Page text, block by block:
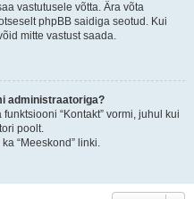
vastutusele võtta. Ära võta
phpBB saidiga seotud. Kui
mitte vastust saada.
administraatoriga?
“Kontakt” vormi, juhul kui
poolt.
“Meeskond” linki.